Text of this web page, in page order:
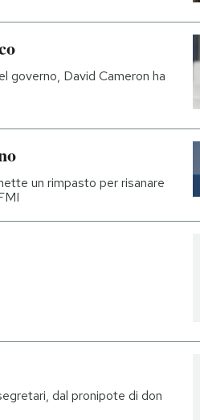
governo, David Cameron ha
un rimpasto per risanare
dal pronipote di don